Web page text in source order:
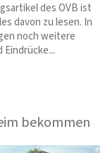
des OVB ist
davon zu lesen. In
noch weitere
Eindrücke...
bekommen